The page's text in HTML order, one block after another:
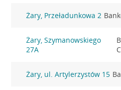
Żary, Przeładunkowa 2
Żary, Szymanowskiego
27A
Żary, ul. Artylerzystów 15